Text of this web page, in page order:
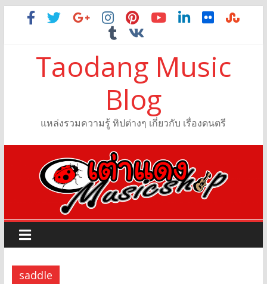
Taodang Music
Blog
แหล่งรวมความรู้ ทิปต่างๆ เกี่ยวกับ เรื่องดนตรี
saddle